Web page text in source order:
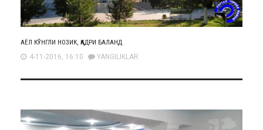
АЁЛ КЎНГЛИ НОЗИК, ҚАДРИ БАЛАНД
4-11-2016, 16:10 YANGILIKLAR